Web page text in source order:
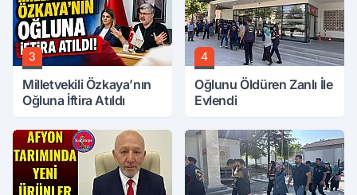
3
Milletvekili Özkaya’nın
Oğluna İftira Atıldı
4
Oğlunu Öldüren Zanlı İle
Evlendi